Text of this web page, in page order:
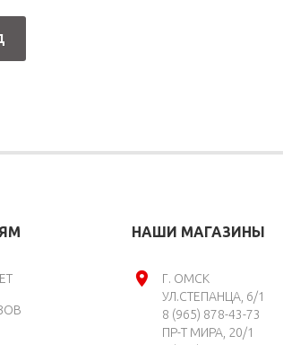
НАШИ МАГАЗИНЫ
Г. ОМСК
УЛ.СТЕПАНЦА, 6/1
8 (965) 878-43-73
ПР-Т МИРА, 20/1